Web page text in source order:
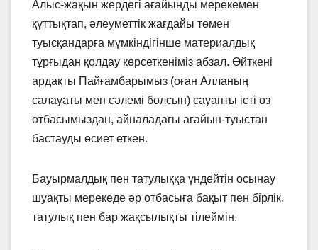
Алыс-жақын жердегі ағайынды мерекемен
құттықтап, әлеуметтік жағдайы төмен
туысқандарға мүмкіндігінше материалдық
тұрғыдан қолдау көрсеткеніміз абзал. Өйткені
ардақты Пайғамбарымыз (оған Алланың
салауаты мен сәлемі болсын) сауапты істі өз
отбасымыздан, айналадағы ағайын-туыстан
бастауды өсиет еткен.
Бауырмалдық пен татулыққа үндейтін осынау
шуақты мерекеде әр отбасыға бақыт пен бірлік,
татулық пен бар жақсылықты тілеймін.